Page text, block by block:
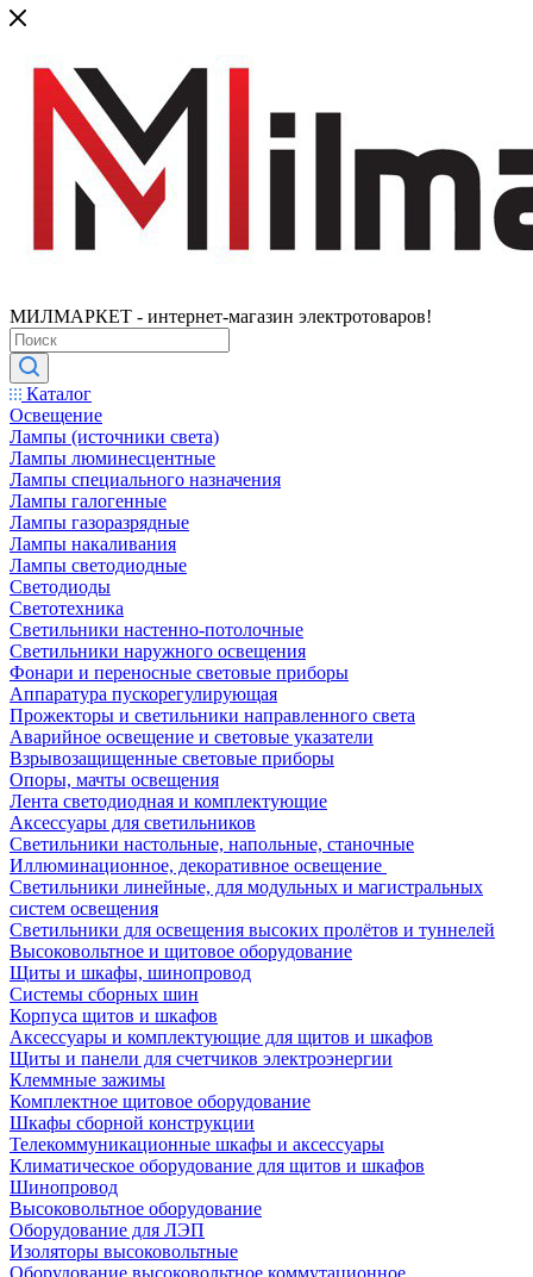
МИЛМАРКЕТ - интернет-магазин электротоваров!
Каталог
Освещение
Лампы (источники света)
Лампы люминесцентные
Лампы специального назначения
Лампы галогенные
Лампы газоразрядные
Лампы накаливания
Лампы светодиодные
Светодиоды
Светотехника
Светильники настенно-потолочные
Светильники наружного освещения
Фонари и переносные световые приборы
Аппаратура пускорегулирующая
Прожекторы и светильники направленного света
Аварийное освещение и световые указатели
Взрывозащищенные световые приборы
Опоры, мачты освещения
Лента светодиодная и комплектующие
Аксессуары для светильников
Светильники настольные, напольные, станочные
Иллюминационное, декоративное освещение
Светильники линейные, для модульных и магистральных
систем освещения
Светильники для освещения высоких пролётов и туннелей
Высоковольтное и щитовое оборудование
Щиты и шкафы, шинопровод
Системы сборных шин
Корпуса щитов и шкафов
Аксессуары и комплектующие для щитов и шкафов
Щиты и панели для счетчиков электроэнергии
Клеммные зажимы
Комплектное щитовое оборудование
Шкафы сборной конструкции
Телекоммуникационные шкафы и аксессуары
Климатическое оборудование для щитов и шкафов
Шинопровод
Высоковольтное оборудование
Оборудование для ЛЭП
Изоляторы высоковольтные
Оборудование высоковольтное коммутационное